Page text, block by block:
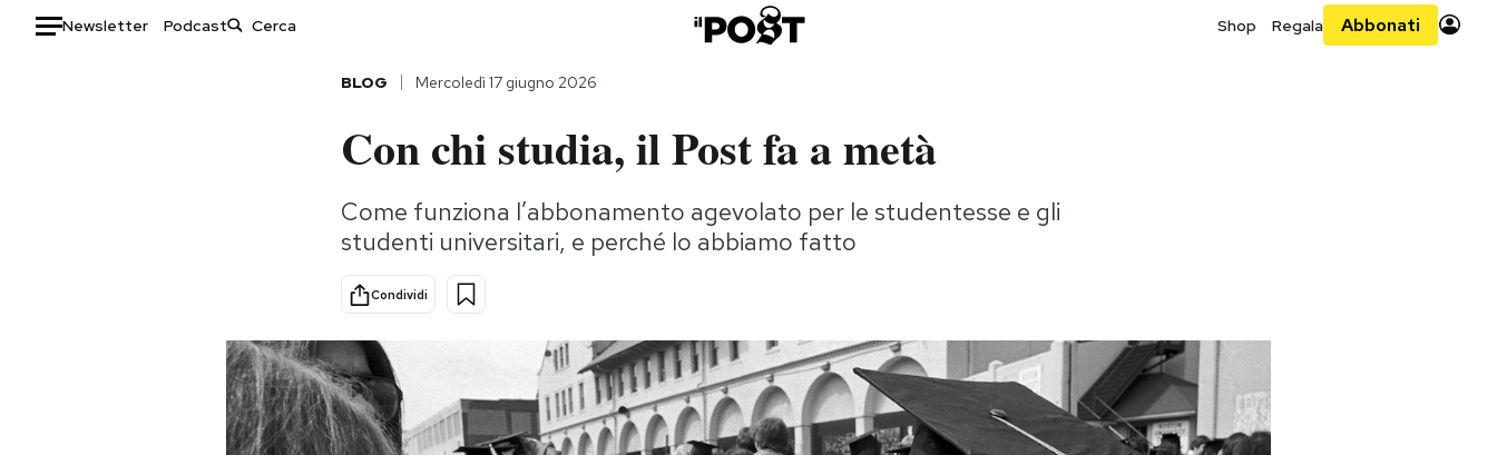
Newsletter Podcast Shop Regala Abbonati
Consumismi
Storie/Idee
Ok Boomer!
Media
Europa
Altrecose
Mondiali calcio 2026
BLOG Mercoledì 17 giugno 2026
Con chi studia, il Post fa a metà
Come funziona l’abbonamento agevolato per le studentesse e gli
studenti universitari, e perché lo abbiamo fatto
Condividi